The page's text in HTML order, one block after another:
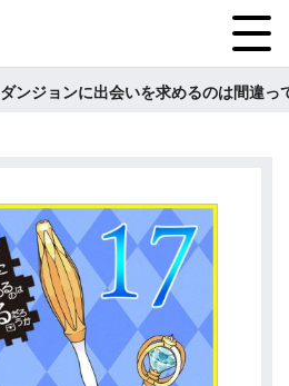
ダンジョンに出会いを求めるのは間違